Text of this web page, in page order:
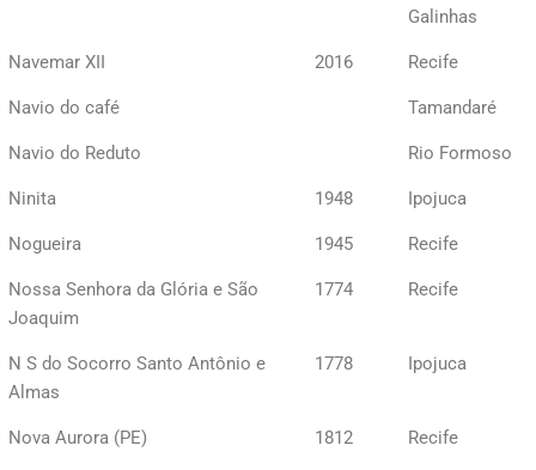
Galinhas
Navemar XII 2016 Recife
Navio do café Tamandaré
Navio do Reduto Rio Formoso
Ninita 1948 Ipojuca
Nogueira 1945 Recife
Nossa Senhora da Glória e São
Joaquim
1774 Recife
N S do Socorro Santo Antônio e
Almas
1778 Ipojuca
Nova Aurora (PE) 1812 Recife